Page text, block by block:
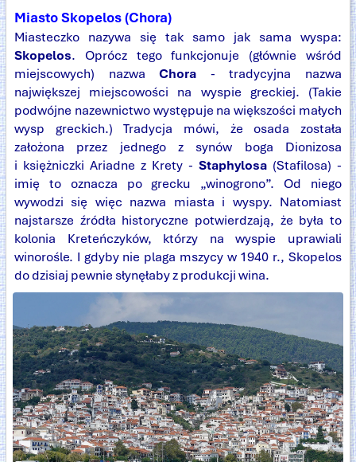
Miasto Skopelos (Chora)
Miasteczko nazywa się tak samo jak sama wyspa:
Skopelos. Oprócz tego funkcjonuje (głównie wśród
miejscowych) nazwaChora - tradycyjna nazwa
największej miejscowości na wyspie greckiej. (Takie
podwójne nazewnictwo występuje na większości małych
wysp greckich.) Tradycja mówi, że osada została
założona przez jednego z synów boga Dionizosa
i księżniczki Ariadne z Krety - Staphylosa (Stafilosa) -
imię to oznacza po grecku „winogrono”. Od niego
wywodzi się więc nazwa miasta i wyspy. Natomiast
najstarsze źródła historyczne potwierdzają, że była to
kolonia Kreteńczyków, którzy na wyspie uprawiali
winorośle. I gdyby nie plaga mszycy w 1940 r., Skopelos
do dzisiaj pewnie słynęłaby z produkcji wina.